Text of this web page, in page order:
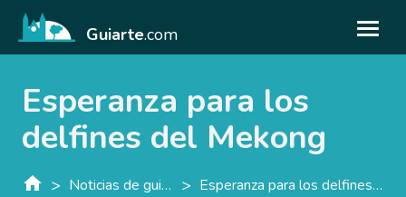
Guiarte.com
Esperanza para los
delfines del Mekong
> Noticias de guiarte.con > Esperanza para los delfines del Mekong